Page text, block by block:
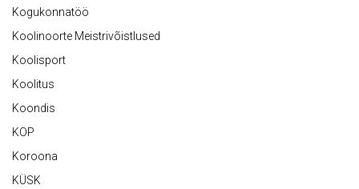
Kogukonnatöö
Koolinoorte Meistrivõistlused
Koolisport
Koolitus
Koondis
KOP
Koroona
KÜSK